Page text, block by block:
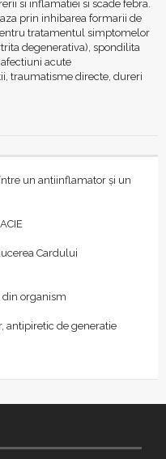
si inflamatiei si scade febra.
prin inhibarea formarii de
tratamentul simptomelor
degenerativa), spondilita
acute
traumatisme directe, dureri
un antiinflamator și un
Cardului
din organism
antipiretic de generatie